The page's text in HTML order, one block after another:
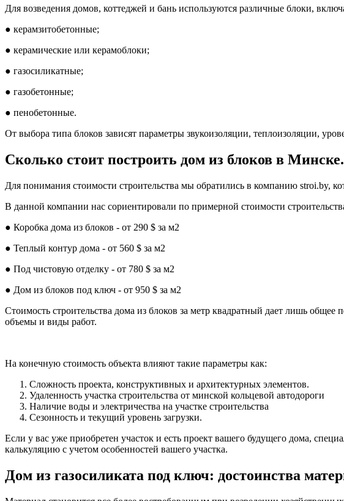
Для возведения домов, коттеджей и бань используются различные блоки,
● керамзитобетонные;
● керамические или керамоблоки;
● газосиликатные;
● газобетонные;
● пенобетонные.
От выбора типа блоков зависят параметры звукоизоляции, теплоизоляции,
Сколько стоит построить дом из блоков в
Для понимания стоимости строительства мы обратились в компанию stroi.by,
В данной компании нас сориентировали по примерной стоимости
● Коробка дома из блоков - от 290 $ за м2
● Теплый контур дома - от 560 $ за м2
● Под чистовую отделку - от 780 $ за м2
● Дом из блоков под ключ - от 950 $ за м2
Стоимость строительства дома из блоков за метр квадратный дает лишь
объемы и виды работ.
На конечную стоимость объекта влияют такие параметры как:
Сложность проекта, конструктивных и архитектурных элементов.
Удаленность участка строительства от минской кольцевой автодороги
Наличие воды и электричества на участке строительства
Сезонность и текущий уровень загрузки.
Если у вас уже приобретен участок и есть проект вашего будущего дома,
калькуляцию с учетом особенностей вашего участка.
Дом из газосиликата под ключ: достоинства